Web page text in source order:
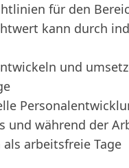
für den
kann durch
und
und während der
arbeitsfreie Tage